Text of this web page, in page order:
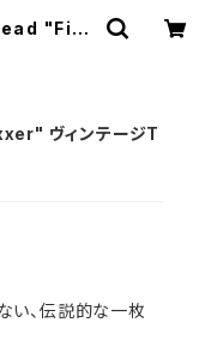
"Fixx
ヴィンテージT
い、伝説的な一枚